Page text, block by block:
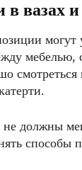
вазах и
могут
мебелью,
должны
способы